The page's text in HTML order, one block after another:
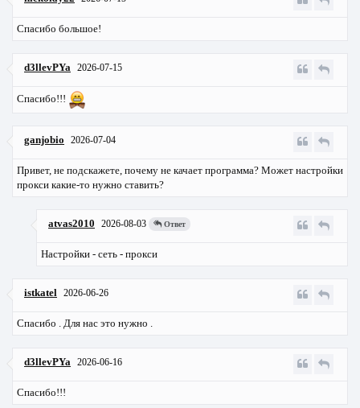
Спасибо большое!
d3llevPYa 2026-07-15
Спасибо!!!
ganjobio 2026-07-04
Привет, не подскажете, почему не качает программа? Может настройки
прокси какие-то нужно ставить?
atvas2010 2026-08-03 Ответ
Настройки - сеть - прокси
istkatel 2026-06-26
Спасибо . Для нас это нужно .
d3llevPYa 2026-06-16
Спасибо!!!